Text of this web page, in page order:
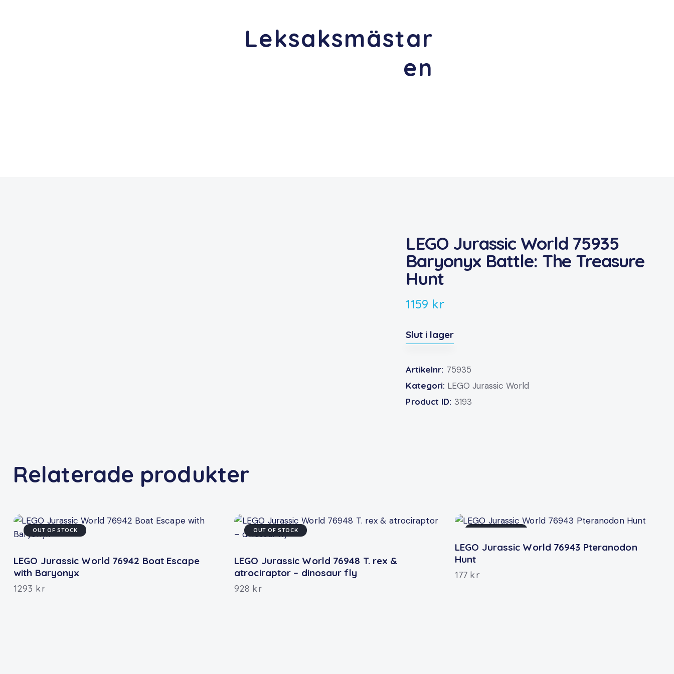
Leksaksmästar
en
LEGO Jurassic World 75935
Baryonyx Battle: The Treasure
Hunt
1159 kr
Slut i lager
Artikelnr: 75935
Kategori: LEGO Jurassic World
Product ID: 3193
Relaterade produkter
OUT OF STOCK
LEGO Jurassic World 76942 Boat Escape
with Baryonyx
1293 kr
OUT OF STOCK
LEGO Jurassic World 76948 T. rex &
atrociraptor – dinosaur fly
928 kr
LEGO Jurassic World 76943 Pteranodon
Hunt
177 kr